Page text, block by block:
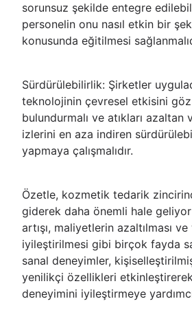
sorunsuz şekilde entegre
personelin onu nasıl etkin bir
konusunda eğitilmesi
Sürdürülebilirlik: Şirketler
teknolojinin çevresel etkisini
bulundurmalı ve atıkları
izlerini en aza indiren
yapmaya çalışmalıdır.
Özetle, kozmetik tedarik
giderek daha önemli hale
artışı, maliyetlerin azaltılması
iyileştirilmesi gibi birçok fayda
sanal deneyimler,
yenilikçi özellikleri
deneyimini iyileştirmeye